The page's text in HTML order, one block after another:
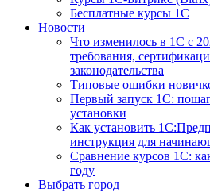
Бесплатные курсы 1С
Новости
Что изменилось в 1С с
требования,
законодательства
Типовые ошибки
Первый запуск 1С:
установки
Как установить
инструкция для
Сравнение курсов 1С:
году
Выбрать город